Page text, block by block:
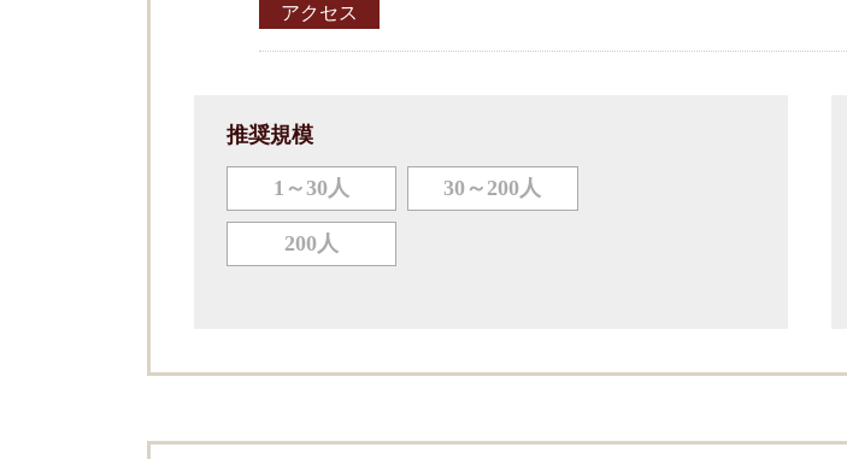
アクセス
推奨規模
1～30人 30～200人
200人